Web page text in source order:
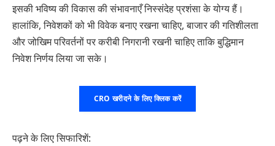
इसकी भविष्य की विकास की संभावनाएँ निस्संदेह प्रशंसा के योग्य हैं।
हालांकि, निवेशकों को भी विवेक बनाए रखना चाहिए, बाजार की गतिशीलता
और जोखिम परिवर्तनों पर करीबी निगरानी रखनी चाहिए ताकि बुद्धिमान
निवेश निर्णय लिया जा सके।
CRO खरीदने के लिए क्लिक करें
पढ़ने के लिए सिफारिशें: